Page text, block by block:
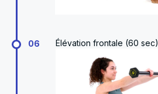
06 Élévation frontale (60 sec)